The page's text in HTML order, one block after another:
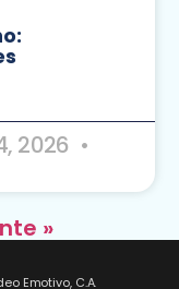
2026
»
Emotivo, C.A.